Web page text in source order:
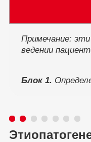
Примечание:
ведении
Блок 1.